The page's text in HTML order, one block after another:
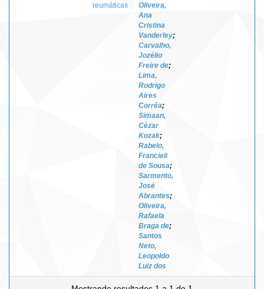
reumáticas
Oliveira,
Ana
Cristina
Vanderley;
Carvalho,
Jozélio
Freire de;
Lima,
Rodrigo
Aires
Corrêa;
Simaan,
Cézar
Kozak;
Rabelo,
Francieli
de Sousa;
Sarmento,
José
Abrantes;
Oliveira,
Rafaela
Braga de;
Santos
Neto,
Leopoldo
Luiz dos